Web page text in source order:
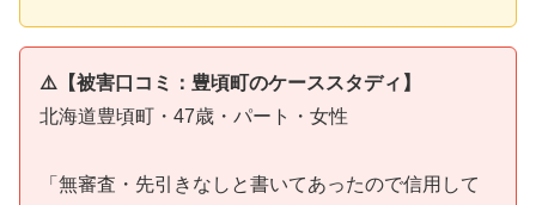
⚠️【被害口コミ：豊頃町のケーススタディ】
北海道豊頃町・47歳・パート・女性
「無審査・先引きなしと書いてあったので信用して